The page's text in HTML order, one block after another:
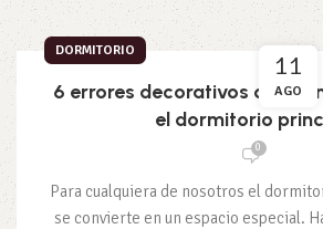
11
AGO
DORMITORIO
6 errores decorativos que
el dormitorio
0
Para cualquiera de nosotros el
se convierte en un espacio especial.